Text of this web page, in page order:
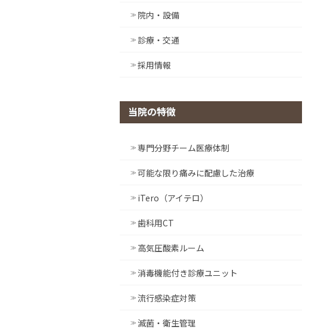
院内・設備
診療・交通
採用情報
当院の特徴
専門分野チーム医療体制
可能な限り痛みに配慮した治療
iTero（アイテロ）
歯科用CT
高気圧酸素ルーム
消毒機能付き診療ユニット
流行感染症対策
滅菌・衛生管理